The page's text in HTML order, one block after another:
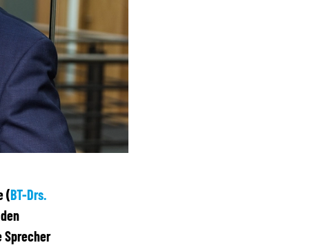
(BT-Drs.